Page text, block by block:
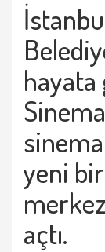
yeni
açtı.